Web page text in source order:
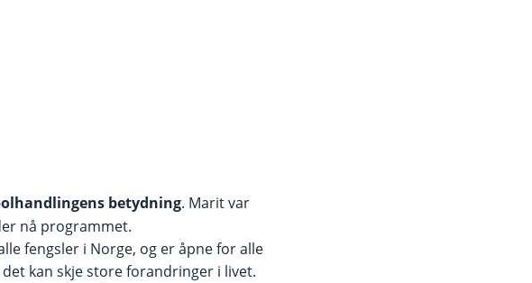
betydning. Marit var
nå programmet.
fengsler i Norge, og er åpne for alle
kan skje store forandringer i livet.